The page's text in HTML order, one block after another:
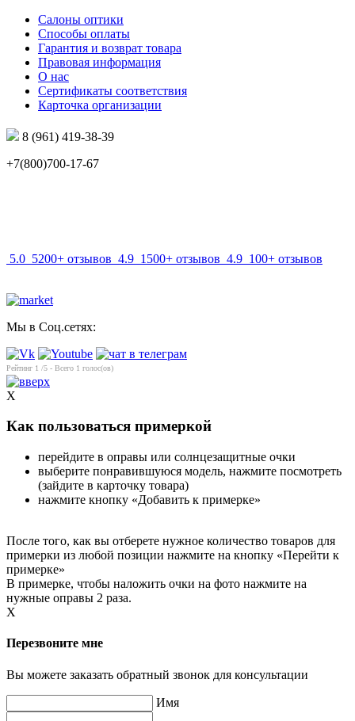
Салоны оптики
Способы оплаты
Гарантия и возврат товара
Правовая информация
О нас
Сертификаты соответствия
Карточка организации
8 (961) 419-38-39
+7(800)700-17-67
5.0 5200+ отзывов 4.9 1500+ отзывов 4.9 100+ отзывов
Мы в Соц.сетях:
Рейтинг 1 /5 - Всего 1 голос(ов)
X
Как пользоваться примеркой
перейдите в оправы или солнцезащитные очки
выберите понравившуюся модель, нажмите посмотреть
(зайдите в карточку товара)
нажмите кнопку «Добавить к примерке»
После того, как вы отберете нужное количество товаров для
примерки из любой позиции нажмите на кнопку «Перейти к
примерке»
В примерке, чтобы наложить очки на фото нажмите на
нужные оправы 2 раза.
X
Перезвоните мне
Вы можете заказать обратный звонок для консультации
Имя